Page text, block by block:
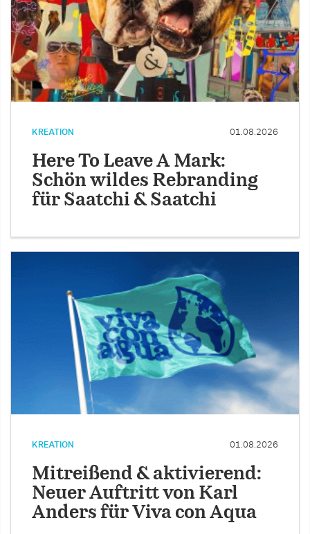
KREATION 01.08.2026
Here To Leave A Mark:
Schön wildes Rebranding
für Saatchi & Saatchi
KREATION 01.08.2026
Mitreißend & aktivierend:
Neuer Auftritt von Karl
Anders für Viva con Aqua